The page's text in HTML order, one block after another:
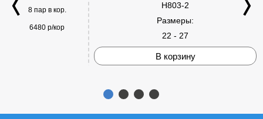
8 пар в кор.
6480 р/кор
H803-2
Размеры:
22 - 27
В корзину